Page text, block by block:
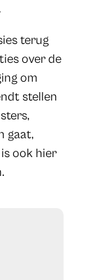
terug
over de
om
stellen
gaat,
ook hier